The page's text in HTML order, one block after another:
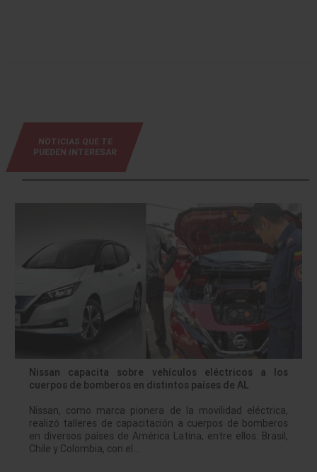
NOTICIAS QUE TE
PUEDEN INTERESAR
Nissan capacita sobre vehículos eléctricos a los
cuerpos de bomberos en distintos países de AL
Nissan, como marca pionera de la movilidad eléctrica,
realizó talleres de capacitación a cuerpos de bomberos
en diversos países de América Latina, entre ellos: Brasil,
Chile y Colombia, con el…